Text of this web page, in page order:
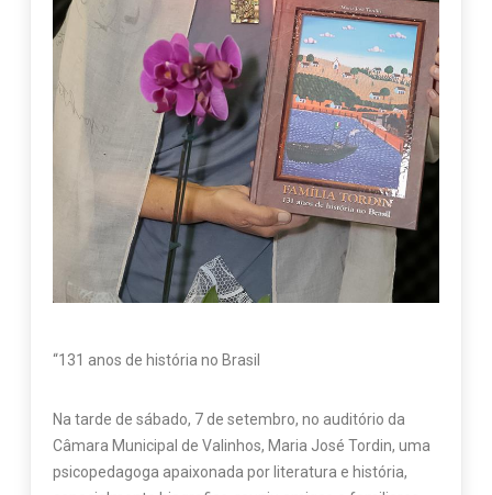
“131 anos de história no Brasil
Na tarde de sábado, 7 de setembro, no auditório da
Câmara Municipal de Valinhos, Maria José Tordin, uma
psicopedagoga apaixonada por literatura e história,